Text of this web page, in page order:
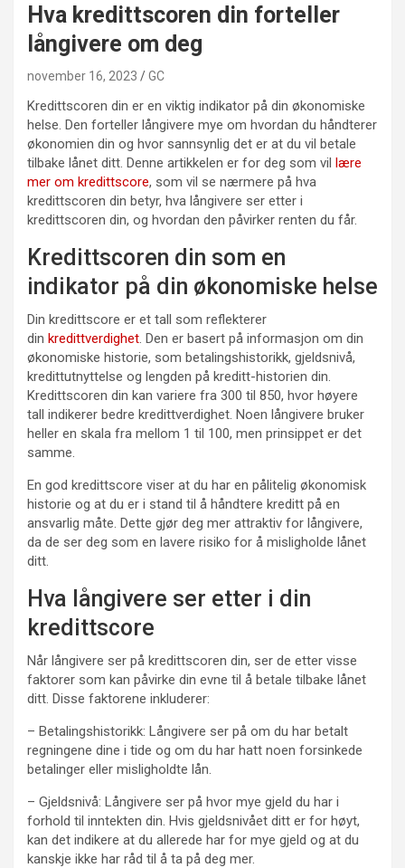
Hva kredittscoren din forteller
långivere om deg
november 16, 2023 GC
Kredittscoren din er en viktig indikator på din økonomiske
helse. Den forteller långivere mye om hvordan du håndterer
økonomien din og hvor sannsynlig det er at du vil betale
tilbake lånet ditt. Denne artikkelen er for deg som vil lære
mer om kredittscore, som vil se nærmere på hva
kredittscoren din betyr, hva långivere ser etter i
kredittscoren din, og hvordan den påvirker renten du får.
Kredittscoren din som en
indikator på din økonomiske helse
Din kredittscore er et tall som reflekterer
din kredittverdighet. Den er basert på informasjon om din
økonomiske historie, som betalingshistorikk, gjeldsnivå,
kredittutnyttelse og lengden på kreditt-historien din.
Kredittscoren din kan variere fra 300 til 850, hvor høyere
tall indikerer bedre kredittverdighet. Noen långivere bruker
heller en skala fra mellom 1 til 100, men prinsippet er det
samme.
En god kredittscore viser at du har en pålitelig økonomisk
historie og at du er i stand til å håndtere kreditt på en
ansvarlig måte. Dette gjør deg mer attraktiv for långivere,
da de ser deg som en lavere risiko for å misligholde lånet
ditt.
Hva långivere ser etter i din
kredittscore
Når långivere ser på kredittscoren din, ser de etter visse
faktorer som kan påvirke din evne til å betale tilbake lånet
ditt. Disse faktorene inkluderer:
– Betalingshistorikk: Långivere ser på om du har betalt
regningene dine i tide og om du har hatt noen forsinkede
betalinger eller misligholdte lån.
– Gjeldsnivå: Långivere ser på hvor mye gjeld du har i
forhold til inntekten din. Hvis gjeldsnivået ditt er for høyt,
kan det indikere at du allerede har for mye gjeld og at du
kanskje ikke har råd til å ta på deg mer.